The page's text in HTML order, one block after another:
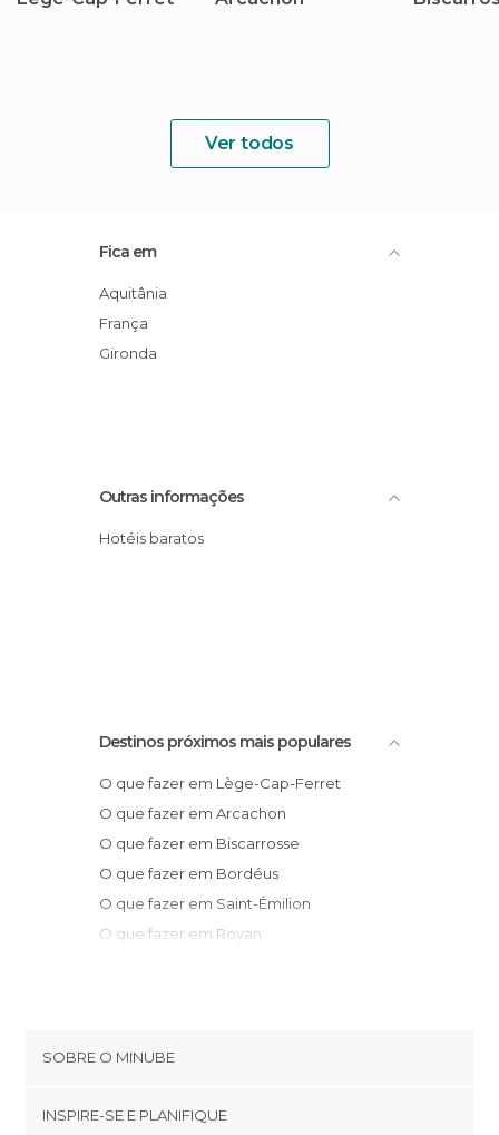
Ver todos
Fica em
Aquitânia
França
Gironda
Outras informações
Hotéis baratos
Destinos próximos mais populares
O que fazer em Lège-Cap-Ferret
O que fazer em Arcachon
O que fazer em Biscarrosse
O que fazer em Bordéus
O que fazer em Saint-Émilion
O que fazer em Royan
O que fazer em Marennes
O que fazer em Capbreton
SOBRE O MINUBE
INSPIRE-SE E PLANIFIQUE